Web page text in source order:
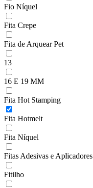
Fio Níquel
Fita Crepe
Fita de Arquear Pet
13
16 E 19 MM
Fita Hot Stamping
Fita Hotmelt
Fita Níquel
Fitas Adesivas e Aplicadores
Fitilho